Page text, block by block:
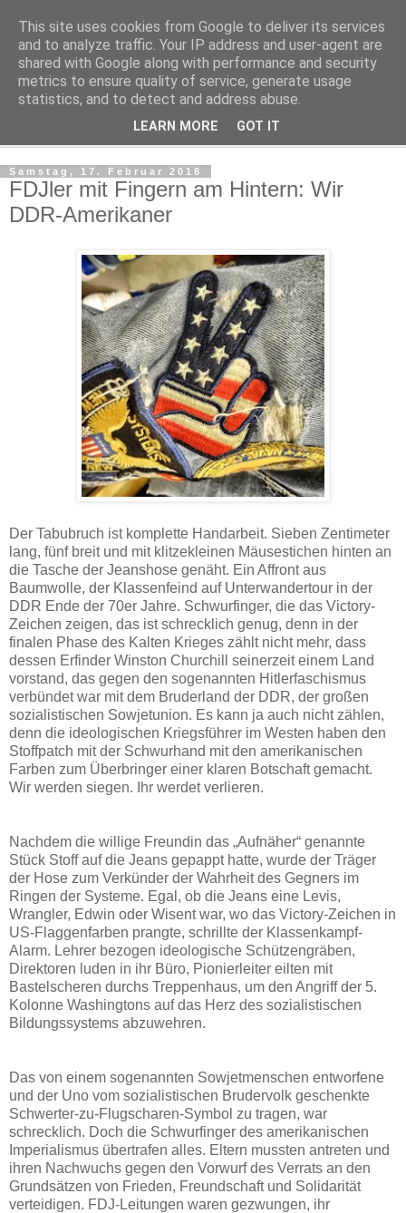
Kludge
Private Notizen aus Halle an der Saale
Samstag, 17. Februar 2018
FDJler mit Fingern am Hintern: Wir
DDR-Amerikaner
Der Tabubruch ist komplette Handarbeit. Sieben Zentimeter
lang, fünf breit und mit klitzekleinen Mäusestichen hinten an
die Tasche der Jeanshose genäht. Ein Affront aus
Baumwolle, der Klassenfeind auf Unterwandertour in der
DDR Ende der 70er Jahre. Schwurfinger, die das Victory-
Zeichen zeigen, das ist schrecklich genug, denn in der
finalen Phase des Kalten Krieges zählt nicht mehr, dass
dessen Erfinder Winston Churchill seinerzeit einem Land
vorstand, das gegen den sogenannten Hitlerfaschismus
verbündet war mit dem Bruderland der DDR, der großen
sozialistischen Sowjetunion. Es kann ja auch nicht zählen,
denn die ideologischen Kriegsführer im Westen haben den
Stoffpatch mit der Schwurhand mit den amerikanischen
Farben zum Überbringer einer klaren Botschaft gemacht.
Wir werden siegen. Ihr werdet verlieren.
Nachdem die willige Freundin das „Aufnäher“ genannte
Stück Stoff auf die Jeans gepappt hatte, wurde der Träger
der Hose zum Verkünder der Wahrheit des Gegners im
Ringen der Systeme. Egal, ob die Jeans eine Levis,
Wrangler, Edwin oder Wisent war, wo das Victory-Zeichen in
US-Flaggenfarben prangte, schrillte der Klassenkampf-
Alarm. Lehrer bezogen ideologische Schützengräben,
Direktoren luden in ihr Büro, Pionierleiter eilten mit
Bastelscheren durchs Treppenhaus, um den Angriff der 5.
Kolonne Washingtons auf das Herz des sozialistischen
Bildungssystems abzuwehren.
Das von einem sogenannten Sowjetmenschen entworfene
und der Uno vom sozialistischen Brudervolk geschenkte
Schwerter-zu-Flugscharen-Symbol zu tragen, war
schrecklich. Doch die Schwurfinger des amerikanischen
Imperialismus übertrafen alles. Eltern mussten antreten und
ihren Nachwuchs gegen den Vorwurf des Verrats an den
Grundsätzen von Frieden, Freundschaft und Solidarität
verteidigen. FDJ-Leitungen waren gezwungen, ihr
This site uses cookies from Google to deliver its services
and to analyze traffic. Your IP address and user-agent are
shared with Google along with performance and security
metrics to ensure quality of service, generate usage
statistics, and to detect and address abuse.
LEARN MORE GOT IT